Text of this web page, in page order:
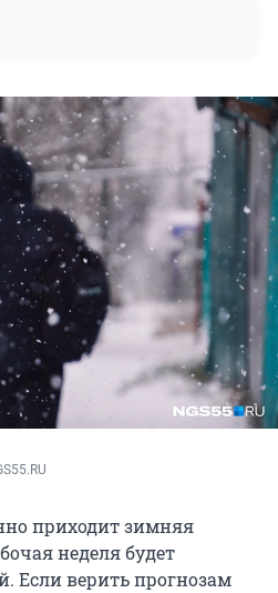
приходит зимняя
неделя будет
Если верить прогнозам